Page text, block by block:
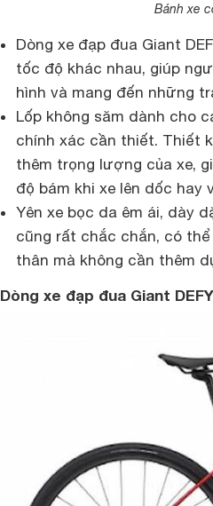
Bánh xe
Dòng xe đạp đua Giant
tốc độ khác nhau, giúp
hình và mang đến những
Lốp không săm dành cho
chính xác cần thiết. Thiết
thêm trọng lượng của xe,
độ bám khi xe lên dốc hay
Yên xe bọc da êm ái, dày
cũng rất chắc chắn, có
thân mà không cần thêm
Dòng xe đạp đua Giant